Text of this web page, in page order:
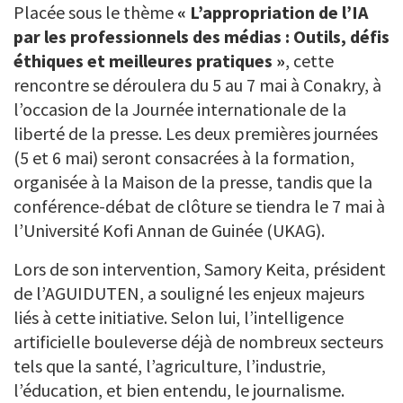
Placée sous le thème « L’appropriation de l’IA
par les professionnels des médias : Outils, défis
éthiques et meilleures pratiques », cette
rencontre se déroulera du 5 au 7 mai à Conakry, à
l’occasion de la Journée internationale de la
liberté de la presse. Les deux premières journées
(5 et 6 mai) seront consacrées à la formation,
organisée à la Maison de la presse, tandis que la
conférence-débat de clôture se tiendra le 7 mai à
l’Université Kofi Annan de Guinée (UKAG).
Lors de son intervention, Samory Keita, président
de l’AGUIDUTEN, a souligné les enjeux majeurs
liés à cette initiative. Selon lui, l’intelligence
artificielle bouleverse déjà de nombreux secteurs
tels que la santé, l’agriculture, l’industrie,
l’éducation, et bien entendu, le journalisme.